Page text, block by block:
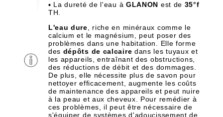
▪ La dureté de l'eau à GLANON est de 35°f
TH.
L'eau dure , riche en minéraux comme le
calcium et le magnésium, peut poser des
problèmes dans une habitation. Elle forme
des dépôts de calcaire dans les tuyaux et
les appareils, entraînant des obstructions,
des réductions de débit et des dommages.
De plus, elle nécessite plus de savon pour
nettoyer efficacement, augmente les coûts
de maintenance des appareils et peut nuire
à la peau et aux cheveux. Pour remédier à
ces problèmes, il peut être nécessaire de
s'équiper de systèmes d'adoucissement de